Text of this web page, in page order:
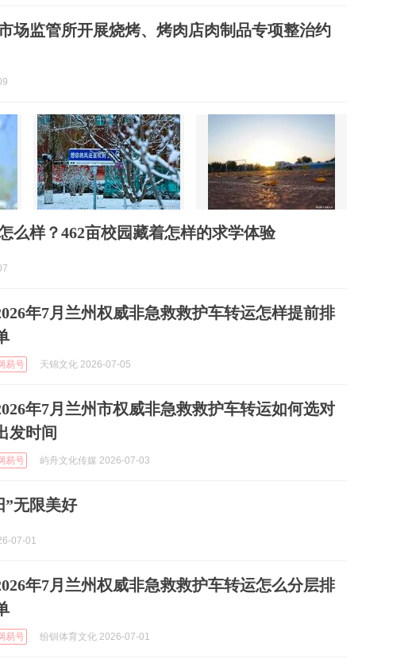
场监管所开展烧烤、烤肉店肉制品专项整治约
么样？462亩校园藏着怎样的求学体验
年7月兰州权威非急救救护车转运怎样提前排
易号 天锦文化 2026-07-05
年7月兰州市权威非急救救护车转运如何选对
发时间
易号 屿舟文化传媒 2026-07-03
”无限美好
07-01
年7月兰州权威非急救救护车转运怎么分层排
易号 纷钏体育文化 2026-07-01